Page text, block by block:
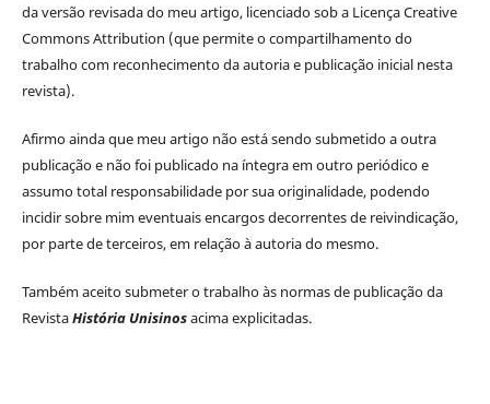
da versão revisada do meu artigo, licenciado sob a Licença Creative
Commons Attribution (que permite o compartilhamento do
trabalho com reconhecimento da autoria e publicação inicial nesta
revista).
Afirmo ainda que meu artigo não está sendo submetido a outra
publicação e não foi publicado na íntegra em outro periódico e
assumo total responsabilidade por sua originalidade, podendo
incidir sobre mim eventuais encargos decorrentes de reivindicação,
por parte de terceiros, em relação à autoria do mesmo.
Também aceito submeter o trabalho às normas de publicação da
RevistaHistória Unisinosacima explicitadas.